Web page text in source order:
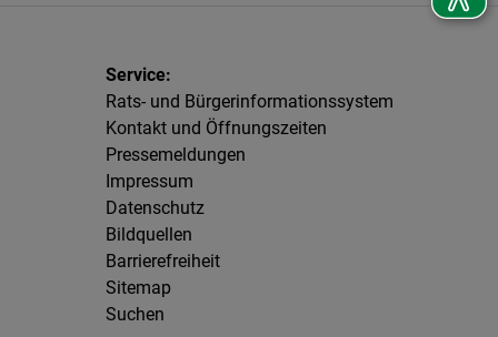
Rats- und Bürgerinformationssystem
Kontakt und Öffnungszeiten
Pressemeldungen
Impressum
Datenschutz
Bildquellen
Barrierefreiheit
Sitemap
Suchen